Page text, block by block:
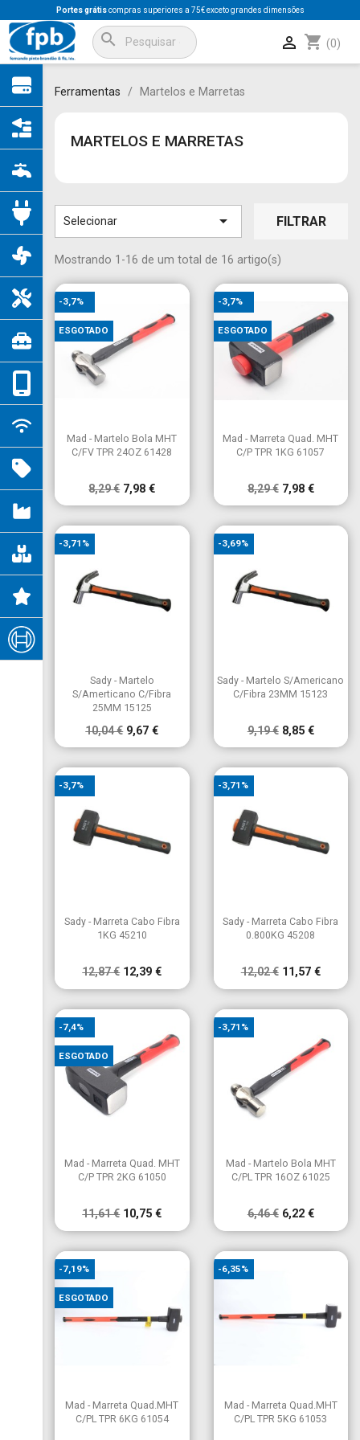
×
Portes grátiscompras superiores a 75€ exceto grandes dimensões
search shopping_cart (0)

Ferramentas Martelos e Marretas
MARTELOS E MARRETAS
Selecionar  FILTRAR
Mostrando 1-16 de um total de 16 artigo(s)
Vista rápida
Mad - Martelo Bola MHT
C/FV TPR 24OZ 61428
8,29 € 7,98 €
-3,7%
ESGOTADO
Vista rápida
Mad - Marreta Quad. MHT
C/P TPR 1KG 61057
8,29 € 7,98 €
-3,7%
ESGOTADO
Vista rápida
Sady - Martelo
S/Amerticano C/Fibra
25MM 15125
10,04 € 9,67 €
-3,71%
Vista rápida
Sady - Martelo S/Americano
C/Fibra 23MM 15123
9,19 € 8,85 €
-3,69%
Vista rápida
Sady - Marreta Cabo Fibra
1KG 45210
12,87 € 12,39 €
-3,7%
Vista rápida
Sady - Marreta Cabo Fibra
0.800KG 45208
12,02 € 11,57 €
-3,71%
Vista rápida
Mad - Marreta Quad. MHT
C/P TPR 2KG 61050
11,61 € 10,75 €
-7,4%
ESGOTADO
Vista rápida
Mad - Martelo Bola MHT
C/PL TPR 16OZ 61025
6,46 € 6,22 €
-3,71%
Vista rápida
Mad - Marreta Quad.MHT
C/PL TPR 6KG 61054
-7,19%
ESGOTADO
Vista rápida
Mad - Marreta Quad.MHT
C/PL TPR 5KG 61053
-6,35%